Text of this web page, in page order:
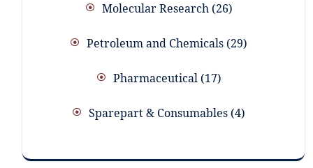
Molecular Research 26
Petroleum and Chemicals 29
Pharmaceutical 17
Sparepart & Consumables 4